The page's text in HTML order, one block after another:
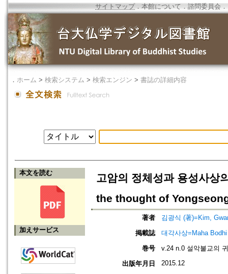
サイトマップ．本館について ． 諮問委員会 ．
． ホーム > 検索システム > 検索エンジン > 書誌の詳細内容
本文を読む
加えサービス
고암의 정체성과 용성사
the thought of
著者
김광식 (著)=Kim,
掲載誌
대각사상=Maha
巻号
v.24 n.0 설악불교의
出版年月日
2015.12